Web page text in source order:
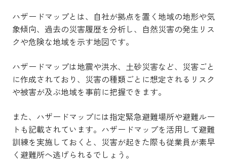
ハザードマップとは、自社が拠点を置く地域の地形や気
象傾向、過去の災害履歴を分析し、自然災害の発生リス
クや危険な地域を示す地図です。
ハザードマップは地震や洪水、土砂災害など、災害ごと
に作成されており、災害の種類ごとに想定されるリスク
や被害が及ぶ地域を事前に把握できます。
また、ハザードマップには指定緊急避難場所や避難ルー
トも記載されています。ハザードマップを活用して避難
訓練を実施しておくと、災害が起きた際も従業員が素早
く避難所へ逃げられるでしょう。